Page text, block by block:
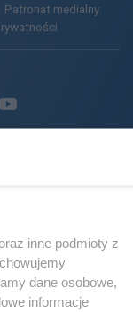
Patronat medialny
Youtube.com
inne podmioty z
dane osobowe,
informacje